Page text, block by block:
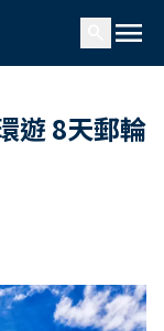
menu
遊 8天郵輪